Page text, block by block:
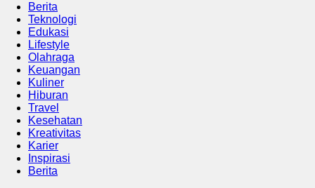
Berita
Teknologi
Edukasi
Lifestyle
Olahraga
Keuangan
Kuliner
Hiburan
Travel
Kesehatan
Kreativitas
Karier
Inspirasi
Berita